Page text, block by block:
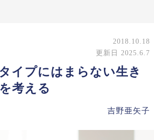
2018.10.18
更新日 2025.6.7
イプにはまらない生き
考える
吉野亜矢子